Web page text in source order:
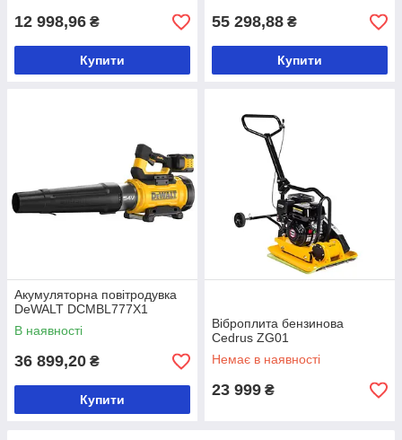
12 998,96 ₴
Купити
55 298,88 ₴
Купити
Акумуляторна повітродувка
DeWALT DCMBL777X1
В наявності
36 899,20 ₴
Купити
Віброплита бензинова
Cedrus ZG01
Немає в наявності
23 999 ₴